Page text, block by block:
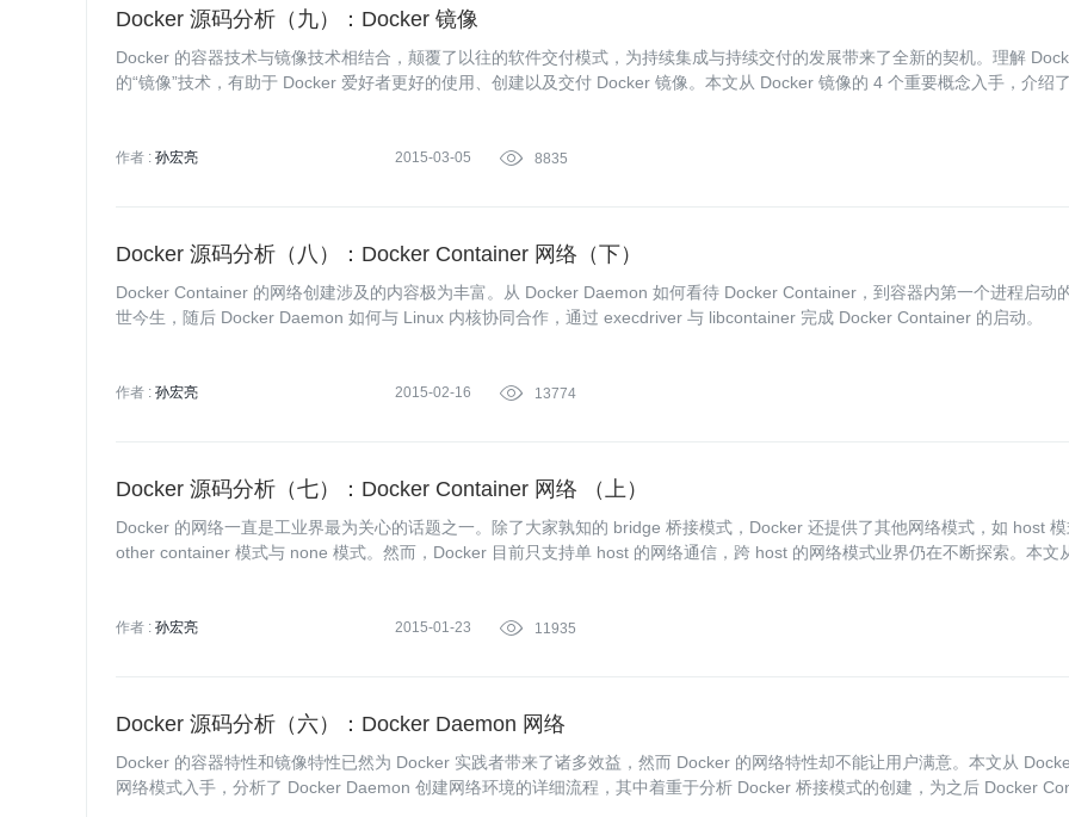
Docker 源码分析（九）：Docker 镜像
Docker 的容器技术与镜像技术相结合，颠覆了以往的软件交付模式，为持续集成与持续交付的发展带来了全新的契机。理解
的“镜像”技术，有助于 Docker 爱好者更好的使用、创建以及交付 Docker 镜像。本文从 Docker 镜像的 4 个重要概念入手，介绍了
作者 : 孙宏亮 2015-03-05  8835
Docker 源码分析（八）：Docker Container 网络（下）
Docker Container 的网络创建涉及的内容极为丰富。从 Docker Daemon 如何看待 Docker Container，到容器内第一个进程启动
世今生，随后 Docker Daemon 如何与 Linux 内核协同合作，通过 execdriver 与 libcontainer 完成 Docker Container 的启动。
作者 : 孙宏亮 2015-02-16  13774
Docker 源码分析（七）：Docker Container 网络 （上）
Docker 的网络一直是工业界最为关心的话题之一。除了大家孰知的 bridge 桥接模式，Docker 还提供了其他网络模式，如 host 模
other container 模式与 none 模式。然而，Docker 目前只支持单 host 的网络通信，跨 host 的网络模式业界仍在不断探索。本文
作者 : 孙宏亮 2015-01-23  11935
Docker 源码分析（六）：Docker Daemon 网络
Docker 的容器特性和镜像特性已然为 Docker 实践者带来了诸多效益，然而 Docker 的网络特性却不能让用户满意。本文从
网络模式入手，分析了 Docker Daemon 创建网络环境的详细流程，其中着重于分析 Docker 桥接模式的创建，为之后 Docker